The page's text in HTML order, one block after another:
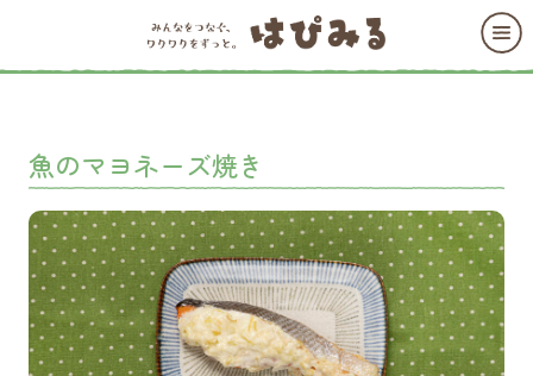
魚のマヨネーズ焼き